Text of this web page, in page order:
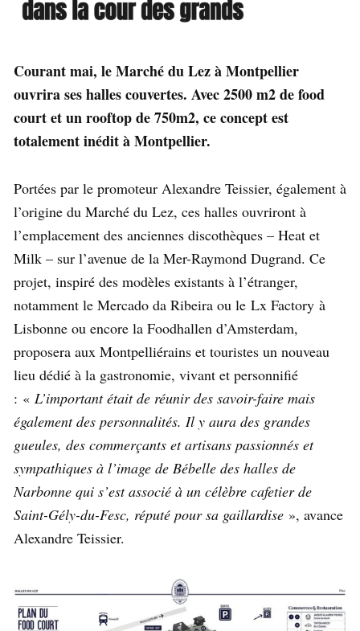
Courant mai, le Marché du Lez à Montpellier
ouvrira ses halles couvertes. Avec 2500 m2 de food
court et un rooftop de 750m2, ce concept est
totalement inédit à Montpellier.
Portées par le promoteur Alexandre Teissier, également à
l’origine du Marché du Lez, ces halles ouvriront à
l’emplacement des anciennes discothèques – Heat et
Milk – sur l’avenue de la Mer-Raymond Dugrand. Ce
projet, inspiré des modèles existants à l’étranger,
notamment le Mercado da Ribeira ou le Lx Factory à
Lisbonne ou encore la Foodhallen d’Amsterdam,
proposera aux Montpelliérains et touristes un nouveau
lieu dédié à la gastronomie, vivant et personnifié
: « L’important était de réunir des savoir-faire mais
également des personnalités. Il y aura des grandes
gueules, des commerçants et artisans passionnés et
sympathiques à l’image de Bébelle des halles de
Narbonne qui s’est associé à un célèbre cafetier de
Saint-Gély-du-Fesc, réputé pour sa gaillardise », avance
Alexandre Teissier.